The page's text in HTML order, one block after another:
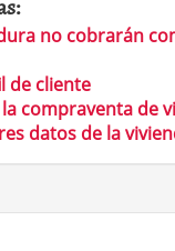
no cobrarán
de cliente
compraventa de
datos de la